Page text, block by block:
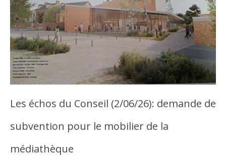
Les échos du Conseil (2/06/26): demande de
subvention pour le mobilier de la
médiathèque